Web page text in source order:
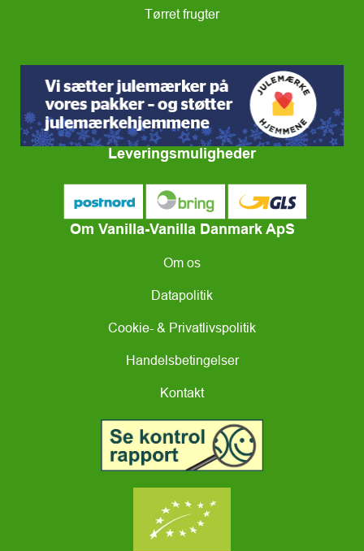
Tørret frugter
Leveringsmuligheder
Om Vanilla-Vanilla Danmark ApS
Om os
Datapolitik
Cookie- & Privatlivspolitik
Handelsbetingelser
Kontakt